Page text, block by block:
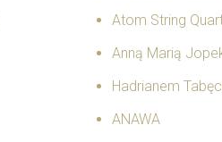
Atom String
Anną Marią
Hadrianem
ANAWA